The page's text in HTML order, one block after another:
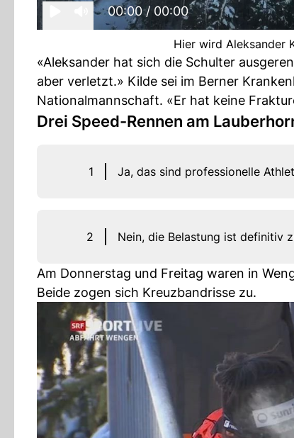
00:00/ 00:00
Hier wird Aleksander
«Aleksander hat sich die Schulter
aber verletzt.» Kilde sei im Berner
Nationalmannschaft. «Er hat keine
Drei Speed-Rennen am
1 Ja, das sind professionelle
2 Nein, die Belastung ist definitiv
Am Donnerstag und Freitag waren in
Beide zogen sich Kreuzbandrisse zu.